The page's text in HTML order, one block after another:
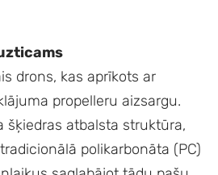
drons, kas aprīkots ar
propelleru aizsargu.
šķiedras atbalsta struktūra,
polikarbonāta (PC)